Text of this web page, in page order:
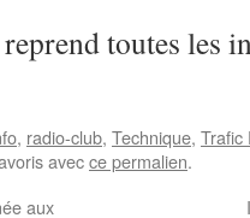
toutes les
, radio-club, Technique, Trafic
avecce permalien.
aux